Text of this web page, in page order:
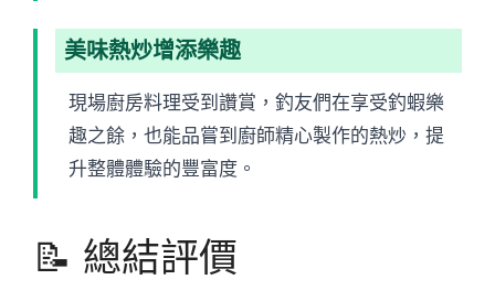
美味熱炒增添樂趣
現場廚房料理受到讚賞，釣友們在享受釣蝦樂
趣之餘，也能品嘗到廚師精心製作的熱炒，提
升整體體驗的豐富度。
📝 總結評價